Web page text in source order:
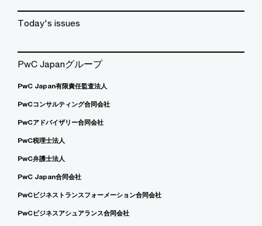
Today's issues
PwC Japanグループ
PwC Japan有限責任監査法人
PwCコンサルティング合同会社
PwCアドバイザリー合同会社
PwC税理士法人
PwC弁護士法人
PwC Japan合同会社
PwCビジネストランスフォーメーション合同会社
PwCビジネスアシュアランス合同会社